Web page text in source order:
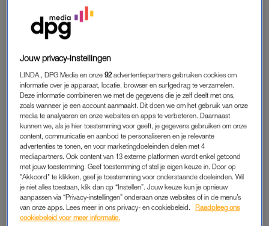
Gerges en de finale tegen Tarik Khbabez.
Net na de wedstrijd
niet jammer vindt dat de finale al na één ronde is afgelopen.
“Nee hoor, papa wint het liefst zo snel mogelijk”, lacht de
wereldkampioen.
WERELDKAMPIOEN
De 31-jarige Brabander mag zich al sinds 2014
wereldkampioen noemen. Het was de bedoeling dat hij zijn
gordel tegen Jamal Ben Saddik voor de tiende keer zou
verdedigen. Maar hij haakte vorige week af met een
rugblessure. Kickboksorganisatie Glory zette snel een
viermanstoerbooi in elkaar, met Verhoeven. Hesdy Gerges,
Jouw privacy-instellingen
LINDA., DPG Media en onze92 advertentiepartners gebruiken cookies om
informatie over je apparaat, locatie, browser en surfgedrag te verzamelen.
Deze informatie combineren we met de gegevens die je zelf deelt met ons,
zoals wanneer je een account aanmaakt. Dit doen we om het gebruik van onze
media te analyseren en onze websites en apps te verbeteren. Daarnaast
kunnen we, als je hier toestemming voor geeft, je gegevens gebruiken om onze
content, communicatie en aanbod te personaliseren en je relevante
advertenties te tonen, en voor marketingdoeleinden delen met 4
mediapartners. Ook content van 13 externe platformen wordt enkel getoond
met jouw toestemming. Geef toestemming of stel je eigen keuze in. Door op
"Akkoord" te klikken, geef je toestemming voor onderstaande doeleinden. Wil
je niet alles toestaan, klik dan op “Instellen”. Jouw keuze kun je opnieuw
aanpassen via “Privacy-instellingen” onderaan onze websites of in de menu’s
van onze apps. Lees meer in ons privacy- en cookiebeleid.
Raadpleeg ons
cookiebeleid voor meer informatie.